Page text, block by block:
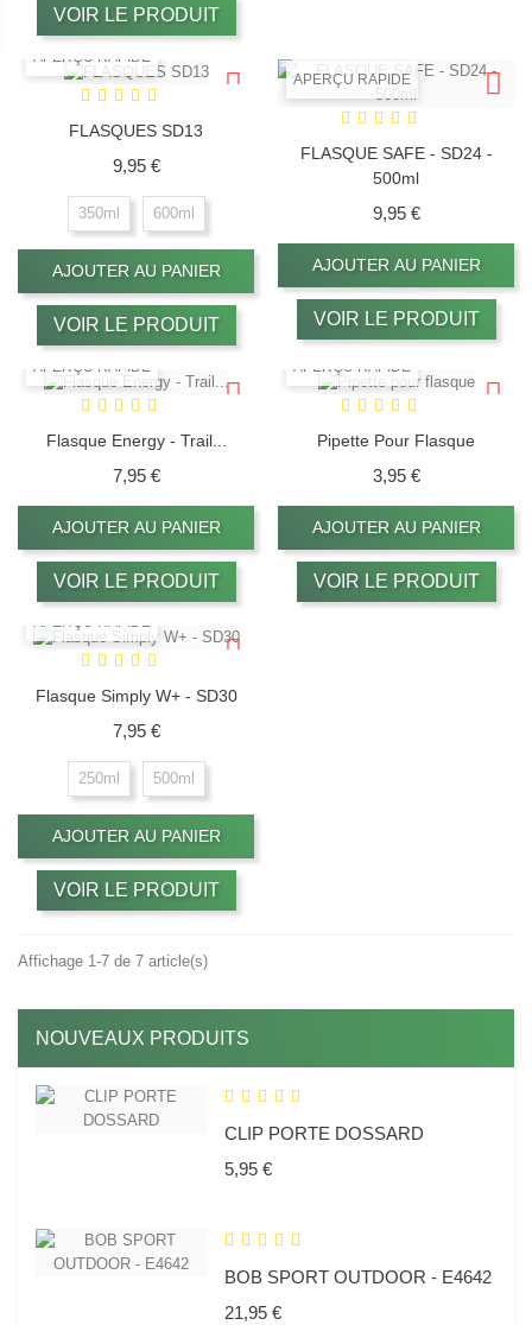
NOUVEAUX PRODUITS
CLIP PORTE DOSSARD
5,95 €Prix
BOB SPORT OUTDOOR - E4642
21,95 €Prix
VOIR LE PRODUIT
APERÇU RAPIDE
FLASQUES SD13
9,95 €Prix
350ml 600ml
AJOUTER AU PANIER
VOIR LE PRODUIT
APERÇU RAPIDE
FLASQUE SAFE - SD24 -
500ml
9,95 €Prix
AJOUTER AU PANIER
VOIR LE PRODUIT
APERÇU RAPIDE
Flasque Energy - Trail...
7,95 €Prix
AJOUTER AU PANIER
VOIR LE PRODUIT
APERÇU RAPIDE
Pipette Pour Flasque
3,95 €Prix
AJOUTER AU PANIER
VOIR LE PRODUIT
APERÇU RAPIDE
Flasque Simply W+ - SD30
7,95 €Prix
250ml 500ml
AJOUTER AU PANIER
VOIR LE PRODUIT
Affichage 1-7 de 7 article(s)